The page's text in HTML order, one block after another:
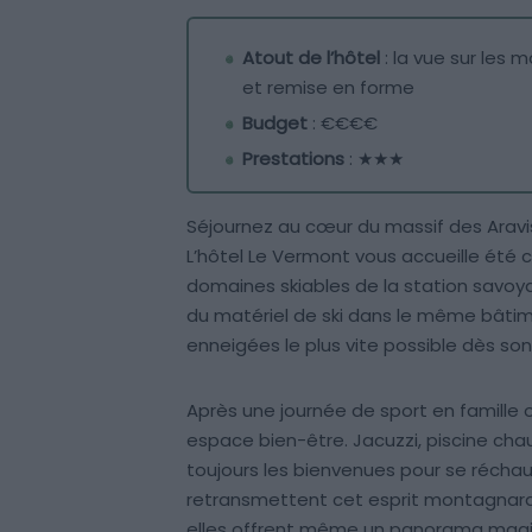
Atout de l’hôtel : la vue sur les
et remise en forme
Budget : €€€€
Prestations : ★★★
Séjournez au cœur du massif des
L’hôtel Le Vermont vous accueille
domaines skiables de la station
du matériel de ski dans le même
enneigées le plus vite possible dès
Après une journée de sport en famille
espace bien-être. Jacuzzi, piscine
toujours les bienvenues pour se
retransmettent cet esprit